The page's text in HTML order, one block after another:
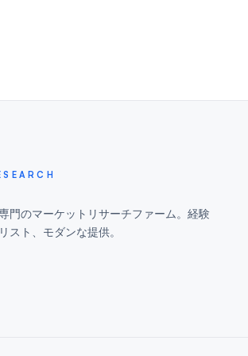
門のマーケットリサーチファーム。経験
スト、モダンな提供。